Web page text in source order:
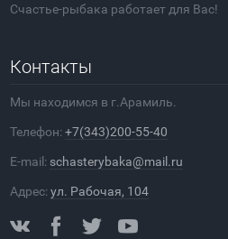
Счастье-рыбака работает для Вас!
Контакты
Мы находимся в г.Арамиль.
Телефон:+7(343)200-55-40
E-mail: schasterybaka@mail.ru
Адрес:ул. Рабочая, 104